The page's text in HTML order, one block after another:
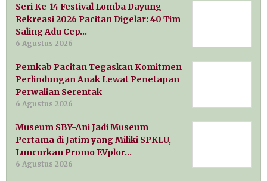
Seri Ke-14 Festival Lomba Dayung
Rekreasi 2026 Pacitan Digelar: 40 Tim
Saling Adu Cep…
6 Agustus 2026
Pemkab Pacitan Tegaskan Komitmen
Perlindungan Anak Lewat Penetapan
Perwalian Serentak
6 Agustus 2026
Museum SBY-Ani Jadi Museum
Pertama di Jatim yang Miliki SPKLU,
Luncurkan Promo EVplor…
6 Agustus 2026